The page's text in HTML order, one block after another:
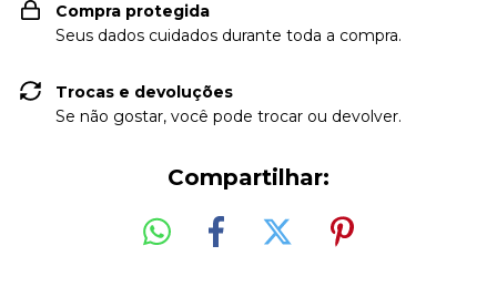
Compra protegida
Seus dados cuidados durante toda a compra.
Trocas e devoluções
Se não gostar, você pode trocar ou devolver.
Compartilhar: